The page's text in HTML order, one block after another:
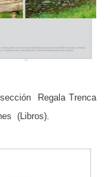
Regala Trenca
(Libros).